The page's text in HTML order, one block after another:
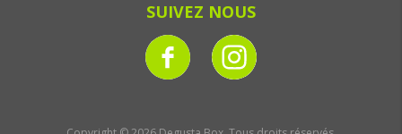
SUIVEZ NOUS